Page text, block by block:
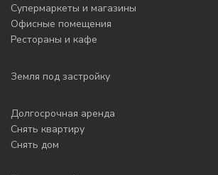
Супермаркеты и магазины
Офисные помещения
Рестораны и кафе
Земля под застройку
Долгосрочная аренда
Снять квартиру
Снять дом